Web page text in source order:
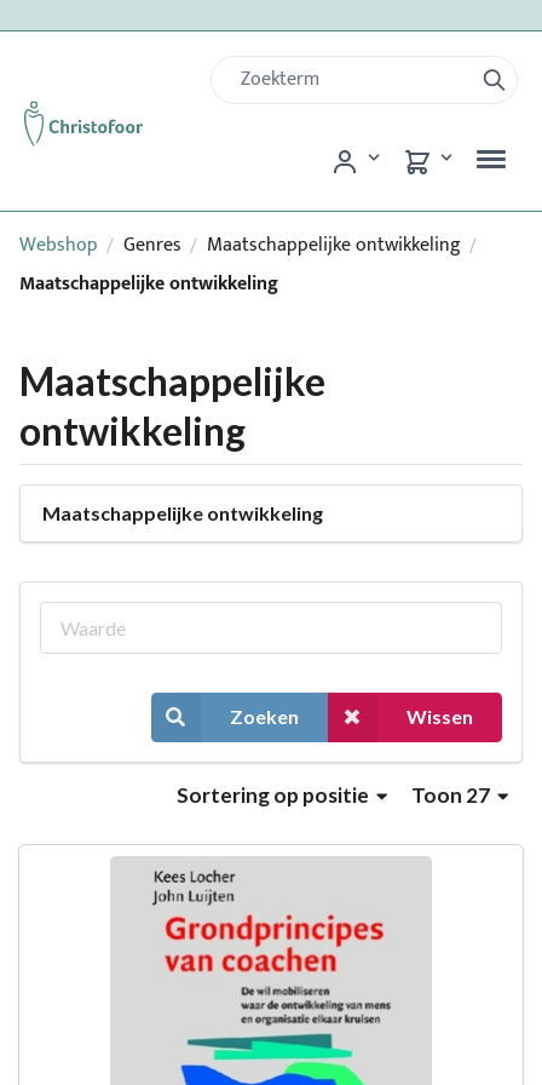
Webshop / Genres / Maatschappelijke ontwikkeling /
Maatschappelijke ontwikkeling
Maatschappelijke
ontwikkeling
Maatschappelijke ontwikkeling
Zoeken Wissen
Toon 27
Sorteringop positie